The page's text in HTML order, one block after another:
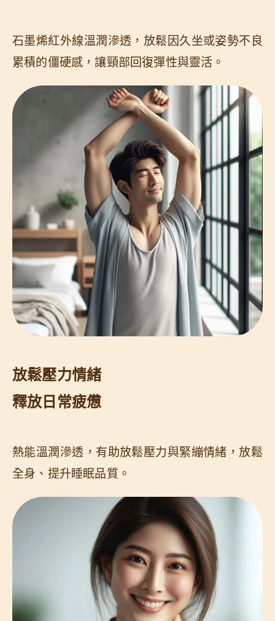
石墨烯紅外線溫潤滲透，放鬆因久坐或姿勢不良
累積的僵硬感，讓頸部回復彈性與靈活。
放鬆壓力情緒
釋放日常疲憊
熱能溫潤滲透，有助放鬆壓力與緊繃情緒，放鬆
全身、提升睡眠品質。